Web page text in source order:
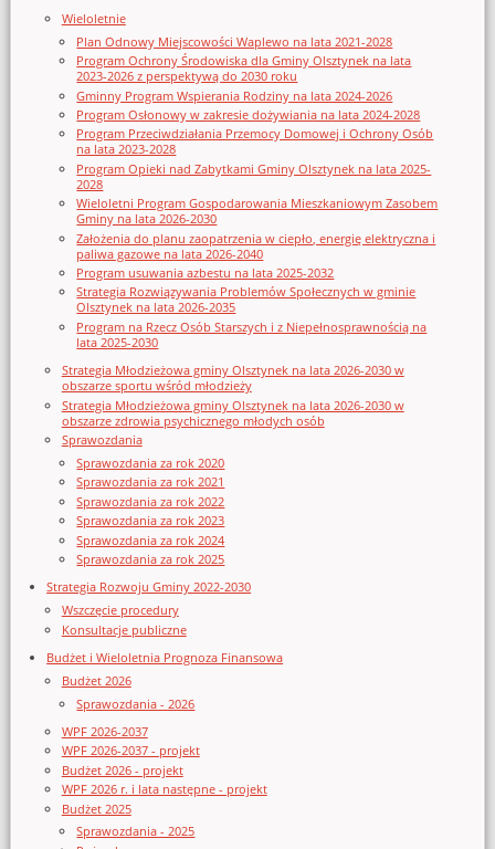
Wieloletnie
Plan Odnowy Miejscowości Waplewo na lata 2021-2028
Program Ochrony Środowiska dla Gminy Olsztynek na lata
2023-2026 z perspektywą do 2030 roku
Gminny Program Wspierania Rodziny na lata 2024-2026
Program Osłonowy w zakresie dożywiania na lata 2024-2028
Program Przeciwdziałania Przemocy Domowej i Ochrony Osób
na lata 2023-2028
Program Opieki nad Zabytkami Gminy Olsztynek na lata 2025-
2028
Wieloletni Program Gospodarowania Mieszkaniowym Zasobem
Gminy na lata 2026-2030
Założenia do planu zaopatrzenia w ciepło, energię elektryczna i
paliwa gazowe na lata 2026-2040
Program usuwania azbestu na lata 2025-2032
Strategia Rozwiązywania Problemów Społecznych w gminie
Olsztynek na lata 2026-2035
Program na Rzecz Osób Starszych i z Niepełnosprawnością na
lata 2025-2030
Strategia Młodzieżowa gminy Olsztynek na lata 2026-2030 w
obszarze sportu wśród młodzieży
Strategia Młodzieżowa gminy Olsztynek na lata 2026-2030 w
obszarze zdrowia psychicznego młodych osób
Sprawozdania
Sprawozdania za rok 2020
Sprawozdania za rok 2021
Sprawozdania za rok 2022
Sprawozdania za rok 2023
Sprawozdania za rok 2024
Sprawozdania za rok 2025
Strategia Rozwoju Gminy 2022-2030
Wszczęcie procedury
Konsultacje publiczne
Budżet i Wieloletnia Prognoza Finansowa
Budżet 2026
Sprawozdania - 2026
WPF 2026-2037
WPF 2026-2037 - projekt
Budżet 2026 - projekt
WPF 2026 r. i lata następne - projekt
Budżet 2025
Sprawozdania - 2025